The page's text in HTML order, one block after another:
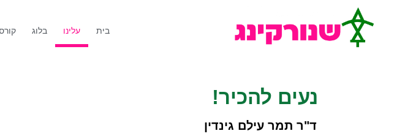
בית עלינו בלוג
נעים להכיר!
ד"ר תמר עילם גינדין